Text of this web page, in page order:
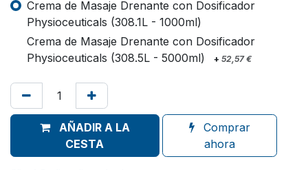
Crema de Masaje Drenante con Dosificador
Physioceuticals (308.1L - 1000ml)
Crema de Masaje Drenante con Dosificador
Physioceuticals (308.5L - 5000ml)
+ 52,57€
AÑADIR A LA
CESTA
Comprar
ahora